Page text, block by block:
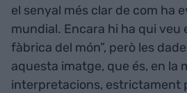
el senyal més clar de com ha
mundial. Encara hi ha qui veu
fàbrica del món”, però les
aquesta imatge, que és, en la
interpretacions, estrictament